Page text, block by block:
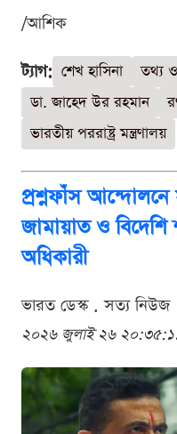
/আশিক
ট্যাগ: শেখ হাসিনা
তথ্য ও
ডা. জাহেদ উর রহমান
ভারতীয় পররাষ্ট্র মন্ত্রণালয়
প্রশ্নফাঁস আন্দোলনে
জামায়াত ও
অধিকারী
ভারত ডেস্ক . সত্য নিউজ
২০২৬ জুলাই ২৬